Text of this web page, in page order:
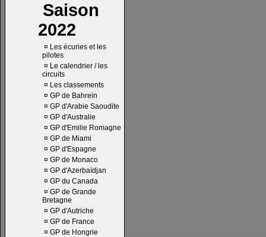
Saison
2022
¤ Les écuries et les
pilotes
¤ Le calendrier / les
circuits
¤ Les classements
¤ GP de Bahrein
¤ GP d'Arabie Saoudite
¤ GP d'Australie
¤ GP d'Emilie Romagne
¤ GP de Miami
¤ GP d'Espagne
¤ GP de Monaco
¤ GP d'Azerbaïdjan
¤ GP du Canada
¤ GP de Grande
Bretagne
¤ GP d'Autriche
¤ GP de France
¤ GP de Hongrie